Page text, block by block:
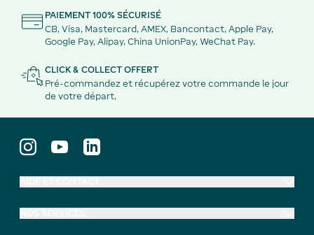
PAIEMENT 100% SÉCURISÉ
CB, Visa, Mastercard, AMEX, Bancontact, Apple Pay,
Google Pay, Alipay, China UnionPay, WeChat Pay.
CLICK & COLLECT OFFERT
Pré-commandez et récupérez votre commande le jour
de votre départ.